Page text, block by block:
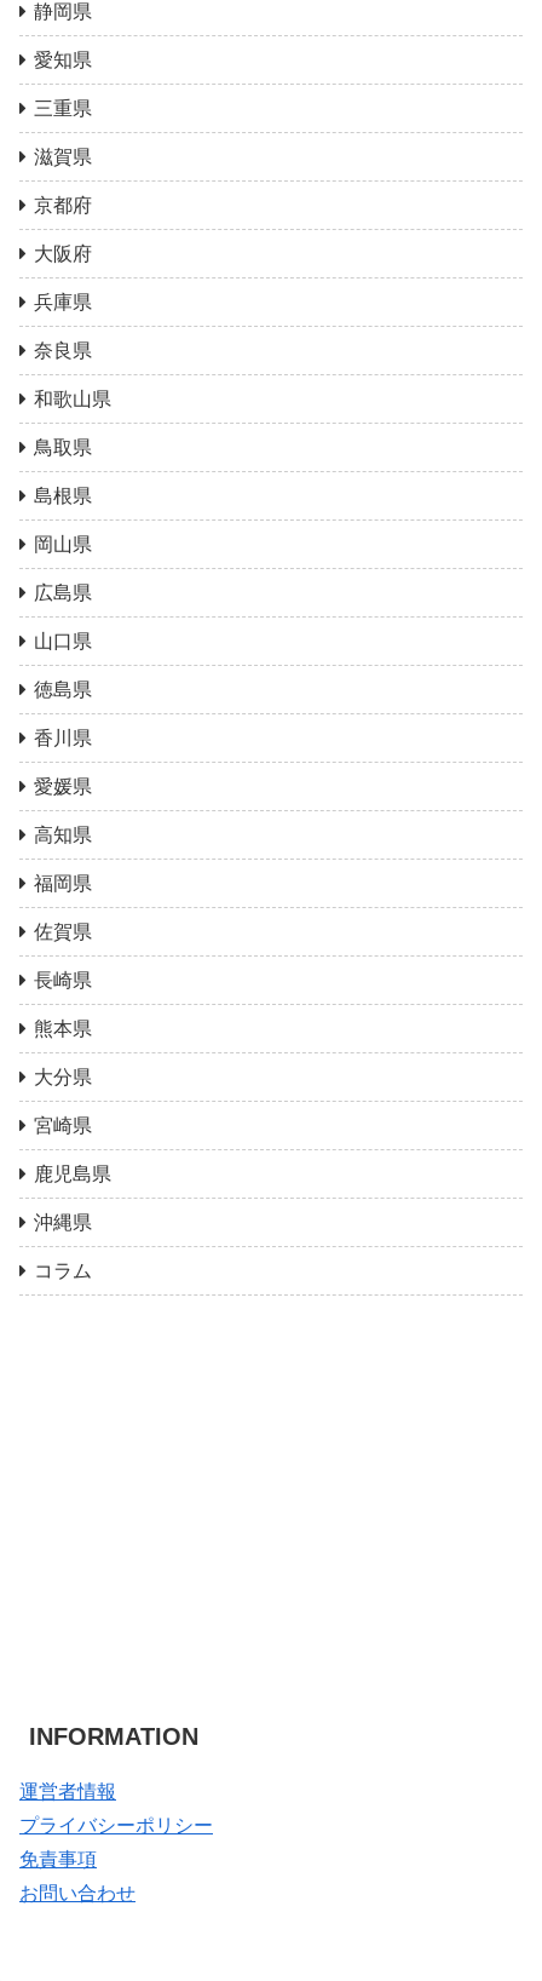
静岡県
愛知県
三重県
滋賀県
京都府
大阪府
兵庫県
奈良県
和歌山県
鳥取県
島根県
岡山県
広島県
山口県
徳島県
香川県
愛媛県
高知県
福岡県
佐賀県
長崎県
熊本県
大分県
宮崎県
鹿児島県
沖縄県
コラム
INFORMATION
運営者情報
プライバシーポリシー
免責事項
お問い合わせ